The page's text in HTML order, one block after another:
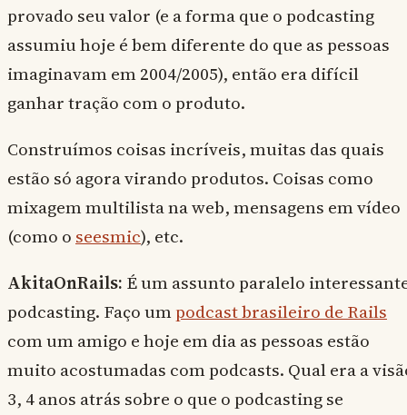
provado seu valor (e a forma que o podcasting
assumiu hoje é bem diferente do que as pessoas
imaginavam em 2004/2005), então era difícil
ganhar tração com o produto.
Construímos coisas incríveis, muitas das quais
estão só agora virando produtos. Coisas como
mixagem multilista na web, mensagens em vídeo
(como o seesmic), etc.
AkitaOnRails: É um assunto paralelo
podcasting. Faço umpodcast brasileiro de Rails
com um amigo e hoje em dia as pessoas estão
muito acostumadas com podcasts. Qual era a
3, 4 anos atrás sobre o que o podcasting se